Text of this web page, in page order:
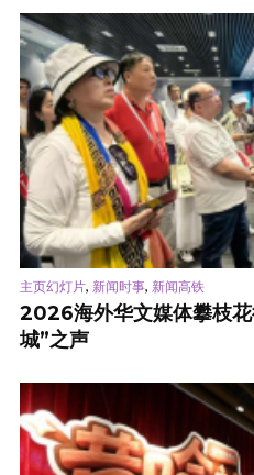
主页幻灯片, 新闻时事, 新闻高铁
2026海外华文媒体攀枝
城”之声